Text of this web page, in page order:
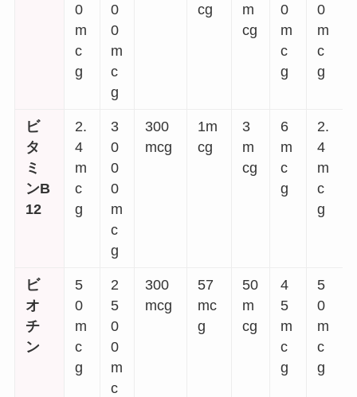
0
m
c
g
0
0
m
c
g
cg
m
cg
0
m
c
g
0
m
c
g
ビ
タ
ミ
ンB
12
2.
4
m
c
g
3
0
0
0
m
c
g
300
mcg
1m
cg
3
m
cg
6
m
c
g
2.
4
m
c
g
ビ
オ
チ
ン
5
0
m
c
g
2
5
0
0
m
c
300
mcg
57
mc
g
50
m
cg
4
5
m
c
g
5
0
m
c
g